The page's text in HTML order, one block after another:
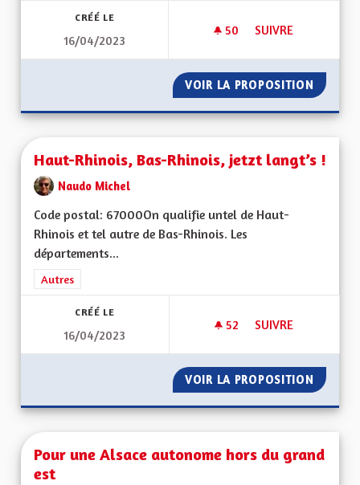
CRÉÉ LE
16/04/2023
50 50 ABONNÉS
SUIVRE
VOIR LA PROPOSITION
Haut-Rhinois, Bas-Rhinois, jetzt langt’s !
Naudo Michel
Code postal: 67000On qualifie untel de Haut-
Rhinois et tel autre de Bas-Rhinois. Les
départements...
Filtrer les résultats de la catégorie : Autres
Autres
CRÉÉ LE
16/04/2023
52 52 ABONNÉS
SUIVRE
VOIR LA PROPOSITION HAUT-
Pour une Alsace autonome hors du grand
est